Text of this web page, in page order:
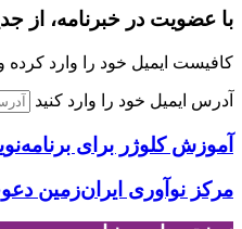
با عضویت در خبرنامه، از
کافیست ایمیل خود را وارد کرده
آدرس ایمیل خود را وارد کنید
آموزش کلوژر برای
مرکز نوآوری ایران‌زمین